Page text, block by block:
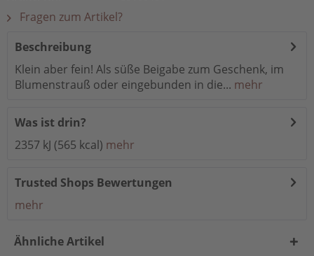
Fragen zum Artikel?
Beschreibung
Klein aber fein! Als süße Beigabe zum Geschenk, im
Blumenstrauß oder eingebunden in die... mehr
Was ist drin?
2357 kJ (565 kcal) mehr
Trusted Shops Bewertungen
mehr
Ähnliche Artikel